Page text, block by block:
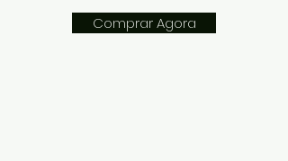
Comprar Agora